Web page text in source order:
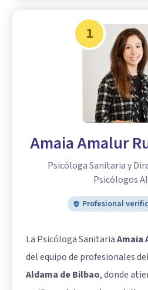
1
Amaia Amalur
Psicóloga Sanitaria y
Psicólogos
Profesional
La Psicóloga SanitariaAmaia
del equipo de profesionales
Aldama de Bilbao, donde